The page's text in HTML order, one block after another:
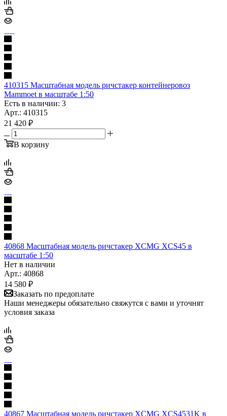
410315 Масштабная модель ричстакер контейнеровоз
Mammoet в масштабе 1:50
Есть в наличии: 3
Арт.: 410315
21 420 ₽
В корзину
40868 Масштабная модель ричстакер XCMG XCS45 в
масштабе 1:50
Нет в наличии
Арт.: 40868
14 580 ₽
Заказать по предоплате
Наши менеджеры обязательно свяжутся с вами и уточнят
условия заказа
40867 Масштабная модель ричстакер XCMG XCS4531K в